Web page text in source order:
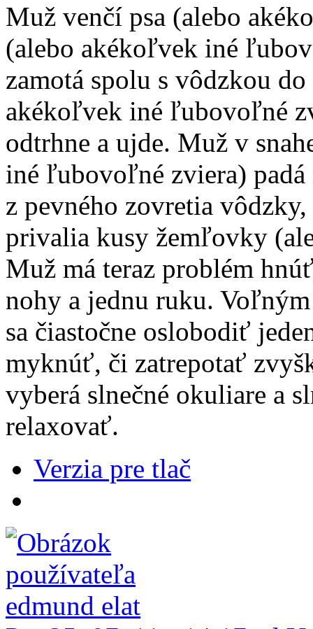
Muž venčí psa (alebo
(alebo akékoľvek iné
zamotá spolu s vôdzkou
akékoľvek iné ľubovoľné
odtrhne a ujde. Muž v
iné ľubovoľné zviera)
z pevného zovretia
privalia kusy žemľovky
Muž má teraz problém
nohy a jednu ruku.
sa čiastočne oslobodiť
myknúť, či zatrepotať
vyberá slnečné okuliare a
relaxovať.
Verzia pre tlač